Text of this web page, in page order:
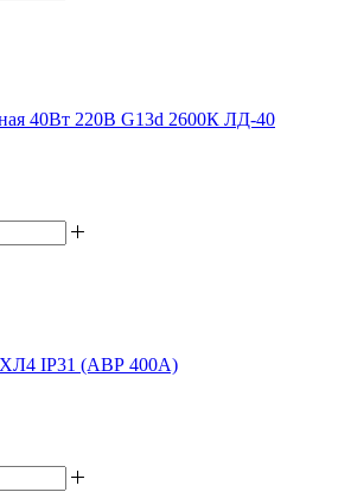
40Вт 220В G13d 2600К ЛД-40
IP31 (АВР 400А)